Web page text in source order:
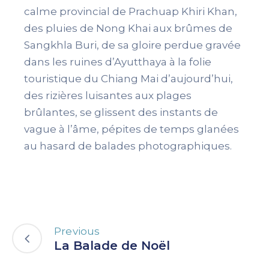
calme provincial de Prachuap Khiri Khan,
des pluies de Nong Khai aux brûmes de
Sangkhla Buri, de sa gloire perdue gravée
dans les ruines d’Ayutthaya à la folie
touristique du Chiang Mai d’aujourd’hui,
des rizières luisantes aux plages
brûlantes, se glissent des instants de
vague à l’âme, pépites de temps glanées
au hasard de balades photographiques.
Previous
La Balade de Noël